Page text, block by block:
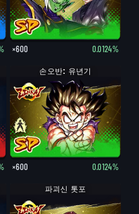
×600 0.0124%
손오반: 유년기
×600 0.0124%
파괴신 톳포